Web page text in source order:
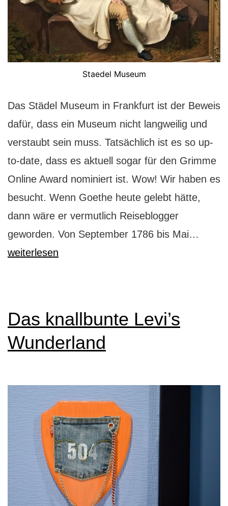
Staedel Museum
Das Städel Museum in Frankfurt ist der Beweis
dafür, dass ein Museum nicht langweilig und
verstaubt sein muss. Tatsächlich ist es so up-
to-date, dass es aktuell sogar für den Grimme
Online Award nominiert ist. Wow! Wir haben es
besucht. Wenn Goethe heute gelebt hätte,
dann wäre er vermutlich Reiseblogger
geworden. Von September 1786 bis Mai…
weiterlesen
Das knallbunte Levi’s
Wunderland